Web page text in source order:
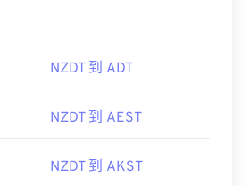
NZDT 到 ADT
NZDT 到 AEST
NZDT 到 AKST